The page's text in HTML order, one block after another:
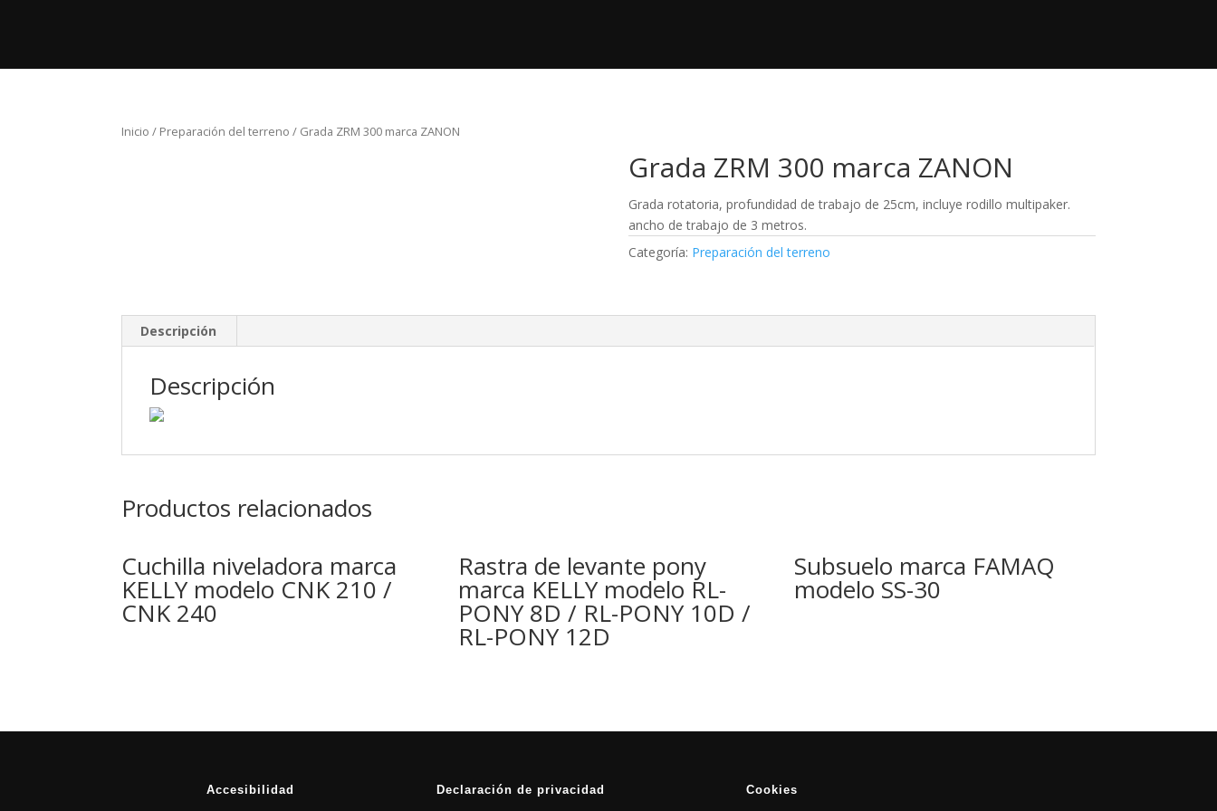
Inicio / Preparación del terreno / Grada ZRM 300 marca ZANON
Grada ZRM 300 marca ZANON
Grada rotatoria, profundidad de trabajo de 25cm, incluye rodillo multipaker.
ancho de trabajo de 3 metros.
Categoría: Preparación del terreno
Descripción
Descripción
Productos relacionados
Cuchilla niveladora marca
KELLY modelo CNK 210 /
CNK 240
Rastra de levante pony
marca KELLY modelo RL-
PONY 8D / RL-PONY 10D /
RL-PONY 12D
Subsuelo marca FAMAQ
modelo SS-30
Accesibilidad Declaración de privacidad Cookies